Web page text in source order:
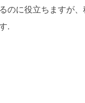
のに役立ちますが
.